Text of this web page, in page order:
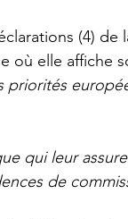
(4) de
où elle affiche
priorités
qui leur
de